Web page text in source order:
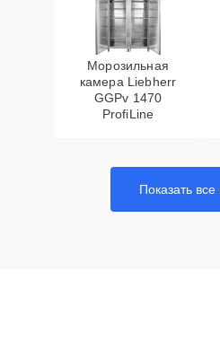
Морозильная
камера Liebherr
GGPv 1470
ProfiLine
Показать